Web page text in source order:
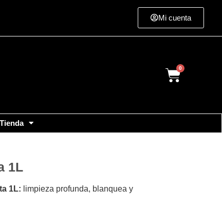
Mi cuenta
Cart
Tienda
1L
1L: limpieza profunda, blanquea y